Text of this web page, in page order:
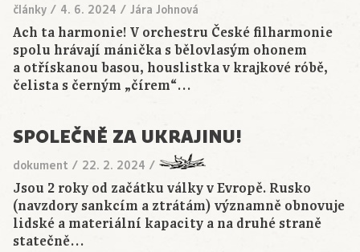
články / 4. 6. 2024 / Jára Johnová
Ach ta harmonie! V orchestru České filharmonie
spolu hrávají mánička s bělovlasým ohonem
a otřískanou basou, houslistka v krajkové róbě,
čelista s černým „čírem“…
SPOLEČNĚ ZA UKRAJINU!
dokument / 22. 2. 2024 /
Jsou 2 roky od začátku války v Evropě. Rusko
(navzdory sankcím a ztrátám) významně obnovuje
lidské a materiální kapacity a na druhé straně
statečně…